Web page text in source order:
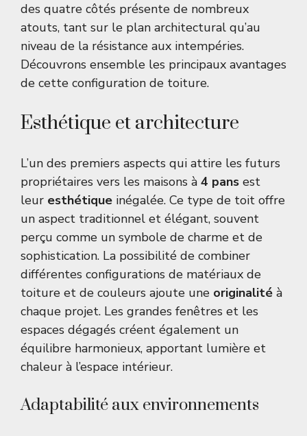
des quatre côtés présente de nombreux
atouts, tant sur le plan architectural qu’au
niveau de la résistance aux intempéries.
Découvrons ensemble les principaux avantages
de cette configuration de toiture.
Esthétique et architecture
L’un des premiers aspects qui attire les futurs
propriétaires vers les maisons à 4 pans est
leur esthétique inégalée. Ce type de toit offre
un aspect traditionnel et élégant, souvent
perçu comme un symbole de charme et de
sophistication. La possibilité de combiner
différentes configurations de matériaux de
toiture et de couleurs ajoute une originalité à
chaque projet. Les grandes fenêtres et les
espaces dégagés créent également un
équilibre harmonieux, apportant lumière et
chaleur à l’espace intérieur.
Adaptabilité aux environnements